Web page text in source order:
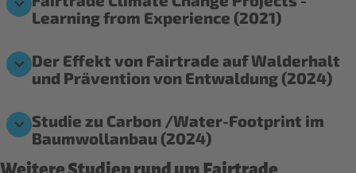
Learning from Experience (2021)
Der Effekt von Fairtrade auf Walderhalt
und Prävention von Entwaldung (2024)
Studie zu Carbon /Water-Footprint im
Baumwollanbau (2024)